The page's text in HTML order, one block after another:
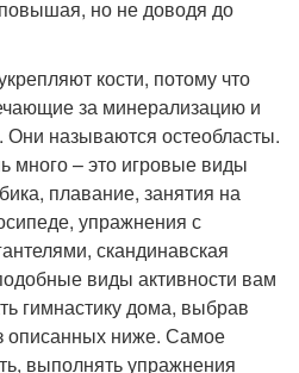
но не доводя до
кости, потому что
за минерализацию и
Они называются остеобласты.
много – это игровые виды
плавание, занятия на
упражнения с
скандинавская
виды активности вам
гимнастику дома, выбрав
описанных ниже. Самое
выполнять упражнения